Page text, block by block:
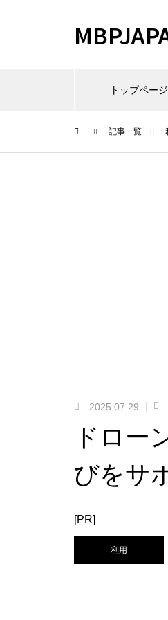
トップページ
記事一覧
2025.07.29
ドロー
びをサ
[PR]
利用